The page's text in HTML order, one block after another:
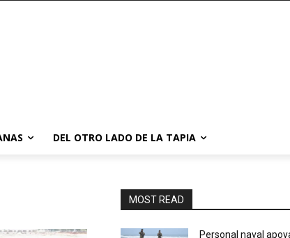
DEL OTRO LADO DE LA TAPIA
MOST READ
Personal naval